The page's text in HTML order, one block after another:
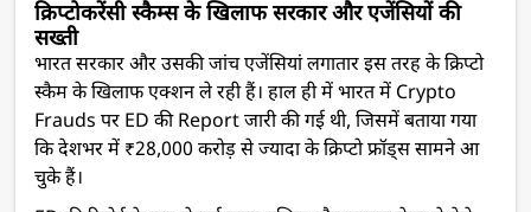
क्रिप्टोकरेंसी स्कैम्स के खिलाफ सरकार और एजेंसियों की
सख्ती
भारत सरकार और उसकी जांच एजेंसियां लगातार इस तरह के क्रिप्टो
स्कैम के खिलाफ एक्शन ले रही हैं। हाल ही में भारत में Crypto
Frauds पर ED की Report जारी की गई थी, जिसमें बताया गया
कि देशभर में ₹28,000 करोड़ से ज्यादा के क्रिप्टो फ्रॉड्स सामने आ
चुके हैं।